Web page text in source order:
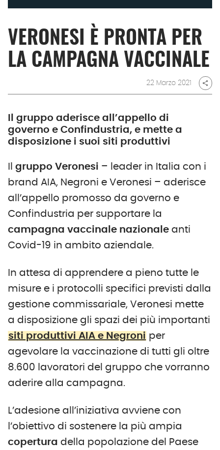
VERONESI È PRONTA PER
LA CAMPAGNA VACCINALE
22 Marzo 2021 share
Il gruppo aderisce all’appello di
governo e Confindustria, e mette a
disposizione i suoi siti produttivi
gruppo Veronesi – leader in Italia con i
brand AIA, Negroni e Veronesi – aderisce
all’appello promosso da governo e
Confindustria per supportare la
campagna vaccinale nazionale anti
Covid-19 in ambito aziendale.
In attesa di apprendere a pieno tutte le
misure e i protocolli specifici previsti dalla
gestione commissariale, Veronesi mette
a disposizione gli spazi dei più importanti
siti produttivi AIA e Negroni per
agevolare la vaccinazione di tutti gli oltre
8.600 lavoratori del gruppo che vorranno
aderire alla campagna.
L’adesione all’iniziativa avviene con
l’obiettivo di sostenere la più ampia
copertura della popolazione del Paese